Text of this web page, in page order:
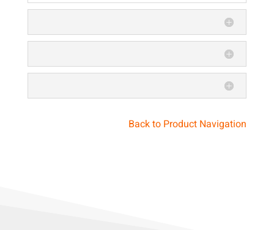
Back to Product Navigation